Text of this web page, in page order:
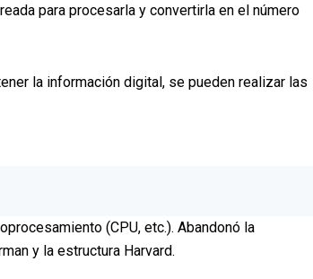
para procesarla y convertirla en el número
la información digital, se pueden realizar las
(CPU, etc.). Abandonó la
y la estructura Harvard.